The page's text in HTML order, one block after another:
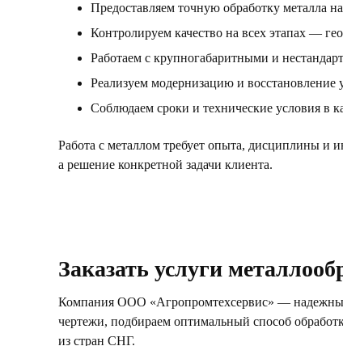
Предоставляем точную обработку металла
Контролируем качество на всех этапах —
Работаем с крупногабаритными и
Реализуем модернизацию и восстановление
Соблюдаем сроки и технические условия в
Работа с металлом требует опыта, дисциплины и
а решение конкретной задачи клиента.
Заказать услуги
Компания ООО «Агропромтехсервис» — надежный
чертежи, подбираем оптимальный способ
из стран СНГ.